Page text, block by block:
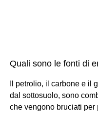
Quali sono le fonti di
Il petrolio, il carbone e il
dal sottosuolo, sono
che vengono bruciati